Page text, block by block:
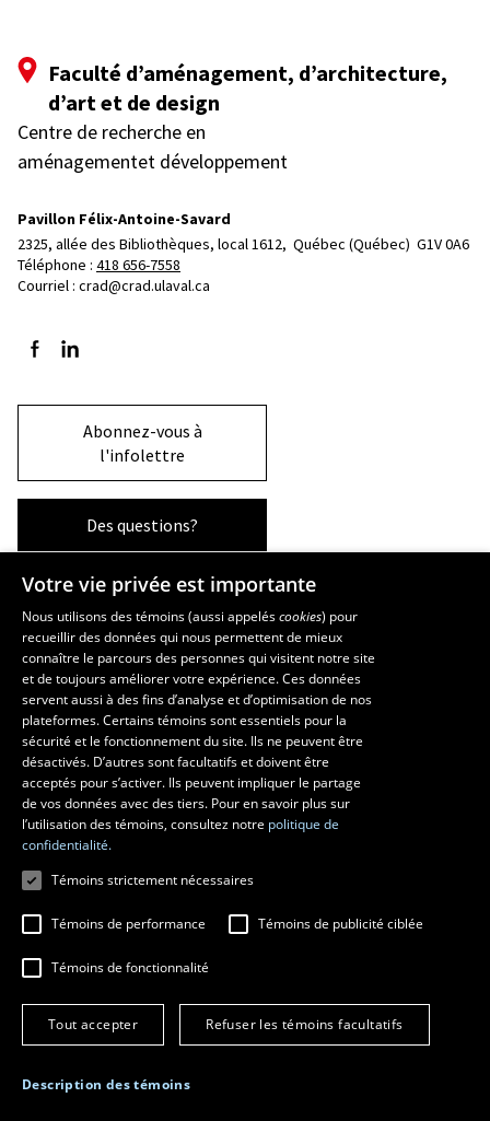
Faculté d’aménagement, d’architecture,
d’art et de design
Centre de recherche en
aménagementet développement
Pavillon Félix-Antoine-Savard
2325, allée des Bibliothèques, local 1612, Québec (Québec)  G1V 0A6
Téléphone : 418 656-7558
Courriel : crad@crad.ulaval.ca
Suivez-nous sur Facebook
Suivez-nous sur LinkedIn
Abonnez-vous à
l'infolettre
Des questions?
La Faculté et ses écoles
Faculté d’aménagement, d’architecture, d’art et de design
École d’art
École supérieure d’aménagement du territoire et de développement
régional
École d’architecture
École de design
© 2026 Université Laval
Tous droits réservés
Conditions générales d'utilisation
Fraude en ligne
Paramétrer les témoins
Votre vie privée est importante
Nous utilisons des témoins (aussi appeléscookies) pour
recueillir des données qui nous permettent de mieux
connaître le parcours des personnes qui visitent notre site
et de toujours améliorer votre expérience. Ces données
servent aussi à des fins d’analyse et d’optimisation de nos
plateformes. Certains témoins sont essentiels pour la
sécurité et le fonctionnement du site. Ils ne peuvent être
désactivés. D’autres sont facultatifs et doivent être
acceptés pour s’activer. Ils peuvent impliquer le partage
de vos données avec des tiers. Pour en savoir plus sur
l’utilisation des témoins, consultez notre politique de
confidentialité.
Témoins strictement nécessaires
Témoins de performance Témoins de publicité ciblée
Témoins de fonctionnalité
Tout accepter Refuser les témoins facultatifs
Description des témoins